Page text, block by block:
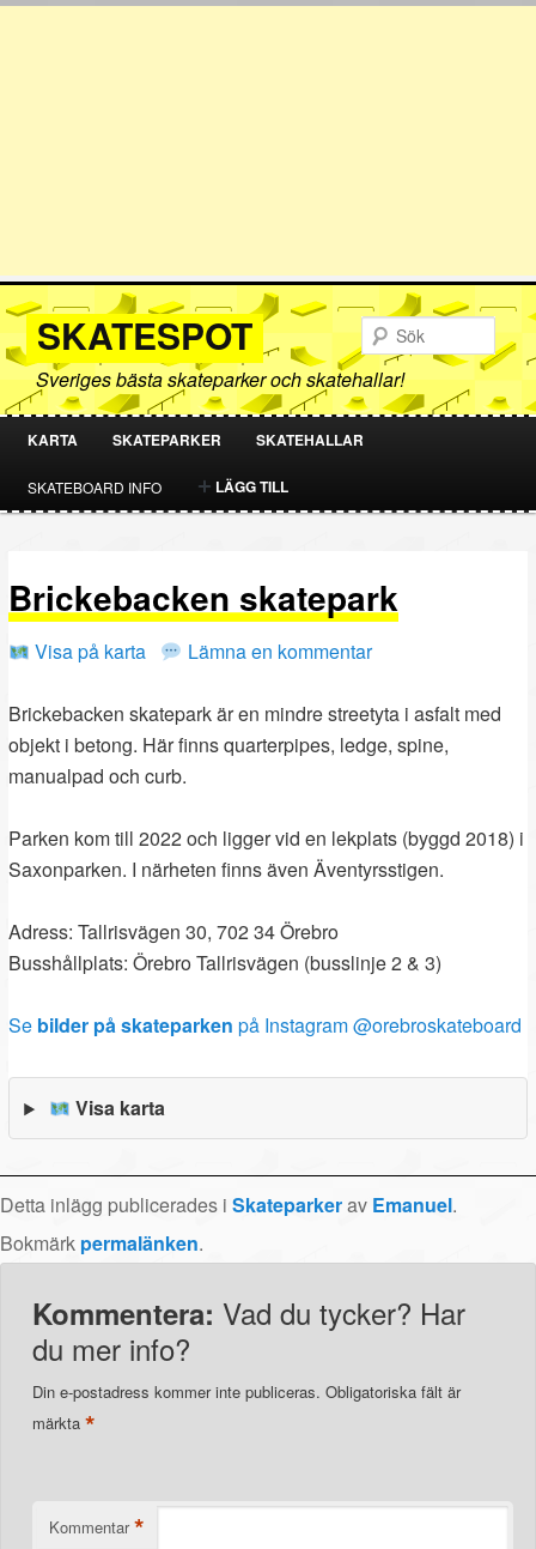
SKATESPOT
Sveriges bästa skateparker och skatehallar!
HOPPA
TILL
INNEHÅLL
HOPPA
TILL
INNEHÅLL
KARTA SKATEPARKER SKATEHALLAR
SKATEBOARD INFO LÄGG TILL
Brickebacken skatepark
Visa på karta Lämna en kommentar
Brickebacken skatepark är en mindre streetyta i asfalt med
objekt i betong. Här finns quarterpipes, ledge, spine,
manualpad och curb.
Parken kom till 2022 och ligger vid en lekplats (byggd 2018) i
Saxonparken. I närheten finns även Äventyrsstigen.
Adress: Tallrisvägen 30, 702 34 Örebro
Busshållplats: Örebro Tallrisvägen (busslinje 2 & 3)
Se bilder på skateparken på Instagram @orebroskateboard
Visa karta
Detta inlägg publicerades i Skateparkerav Emanuel.
Bokmärk permalänken.
Kommentera: Vad du tycker? Har
du mer info?
Din e-postadress kommer inte publiceras. Obligatoriska fält är
märkta *
Kommentar *